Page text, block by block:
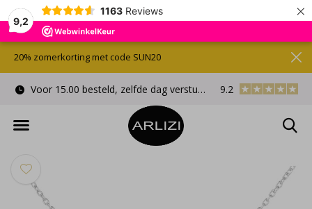
9,2
1163 Reviews ×
Voor 15.00 besteld, zelfde dag verstuurd Gratis
9.2
20% zomerkorting met code SUN20